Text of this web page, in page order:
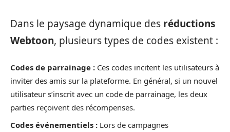
Dans le paysage dynamique des réductions
Webtoon, plusieurs types de codes existent :
Codes de parrainage : Ces codes incitent les utilisateurs à
inviter des amis sur la plateforme. En général, si un nouvel
utilisateur s’inscrit avec un code de parrainage, les deux
parties reçoivent des récompenses.
Codes événementiels : Lors de campagnes